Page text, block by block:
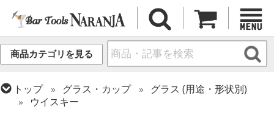
商品カテゴリを見る
トップ グラス・カップ
グラス (用途・形状別)
ウイスキー